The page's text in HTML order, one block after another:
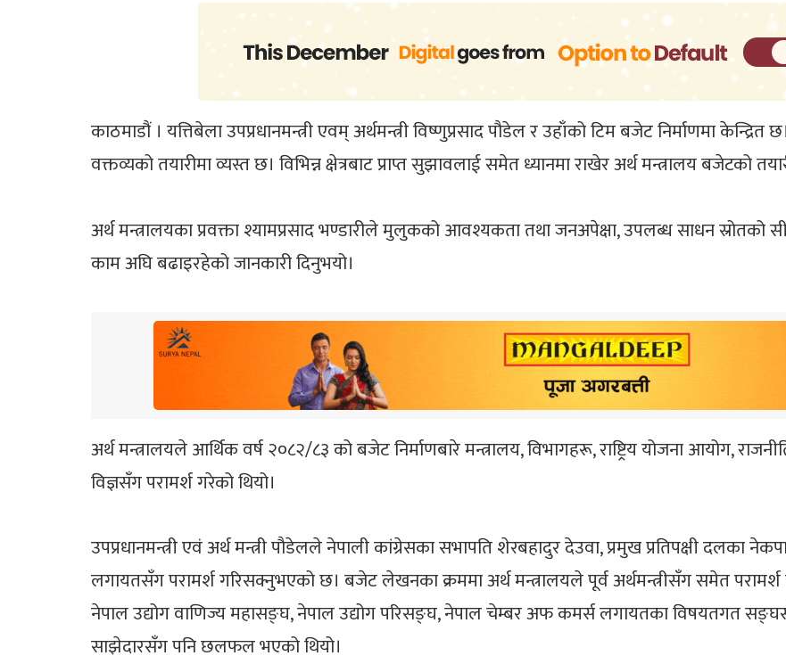
काठमाडौं । यत्तिबेला उपप्रधानमन्त्री एवम् अर्थमन्त्री विष्णुप्रसाद पौडेल र उहाँको टिम बजेट निर्माणमा
वक्तव्यको तयारीमा व्यस्त छ। विभिन्न क्षेत्रबाट प्राप्त सुझावलाई समेत ध्यानमा राखेर अर्थ मन्त्रालय बजेटको
अर्थ मन्त्रालयका प्रवक्ता श्यामप्रसाद भण्डारीले मुलुकको आवश्यकता तथा जनअपेक्षा, उपलब्ध साधन स्रोतको
काम अघि बढाइरहेको जानकारी दिनुभयो।
अर्थ मन्त्रालयले आर्थिक वर्ष २०८२/८३ को बजेट निर्माणबारे मन्त्रालय, विभागहरू, राष्ट्रिय योजना आयोग,
विज्ञसँग परामर्श गरेको थियो।
उपप्रधानमन्त्री एवं अर्थ मन्त्री पौडेलले नेपाली कांग्रेसका सभापति शेरबहादुर देउवा, प्रमुख प्रतिपक्षी दलका
लगायतसँग परामर्श गरिसक्नुभएको छ। बजेट लेखनका क्रममा अर्थ मन्त्रालयले पूर्व अर्थमन्त्रीसँग समेत परामर्श
नेपाल उद्योग वाणिज्य महासङ्घ, नेपाल उद्योग परिसङ्घ, नेपाल चेम्बर अफ कमर्स लगायतका विषयतगत
साझेदारसँग पनि छलफल भएको थियो।